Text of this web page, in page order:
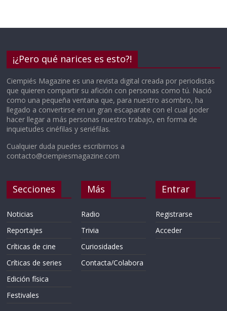
¡¿Pero qué narices es esto?!
Ciempiés Magazine es una revista digital creada por periodistas
que quieren compartir su afición con personas como tú. Nació
como una pequeña ventana que, para nuestro asombro, ha
llegado a convertirse en un gran escaparate con el cual poder
hacer llegar a más personas nuestro trabajo, en forma de
inquietudes cinéfilas y seriéfilas.
Cualquier duda puedes escribirnos a
contacto@ciempiesmagazine.com
Secciones
Noticias
Reportajes
Críticas de cine
Críticas de series
Edición física
Festivales
Más
Radio
Trivia
Curiosidades
Contacta/Colabora
Entrar
Registrarse
Acceder